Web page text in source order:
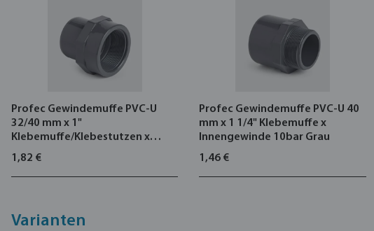
Profec Gewindemuffe PVC-U
32/40 mm x 1"
Klebemuffe/Klebestutzen x
Innengewinde 10bar Grau
1,82 €
Profec Gewindemuffe PVC-U 40
mm x 1 1/4" Klebemuffe x
Innengewinde 10bar Grau
1,46 €
Varianten